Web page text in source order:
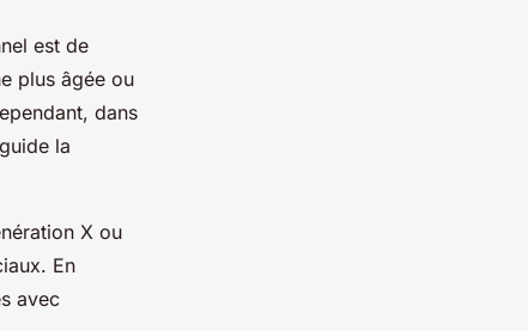
est de
plus âgée ou
dans
la
X ou
En
avec